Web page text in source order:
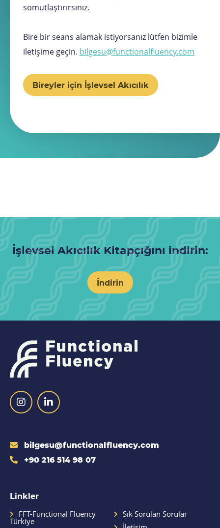
somutlaştırırsınız.
Bire bir seans alamak istiyorsanız lütfen bizimle
iletişime geçin. bilgesu@functionalfluency.com
Bireyler için İşlevsel Akıcılık
İşlevsel Akıcılık Kitapçığını indirin:
İndirin
bilgesu@functionalfluency.com
+90 216 514 98 07
Linkler
FFT-Functional Fluency
Türkiye
Sık Sorulan Sorular